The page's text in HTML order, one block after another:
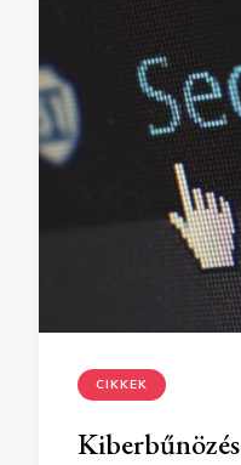
CIKKEK
Kiberbűnözés